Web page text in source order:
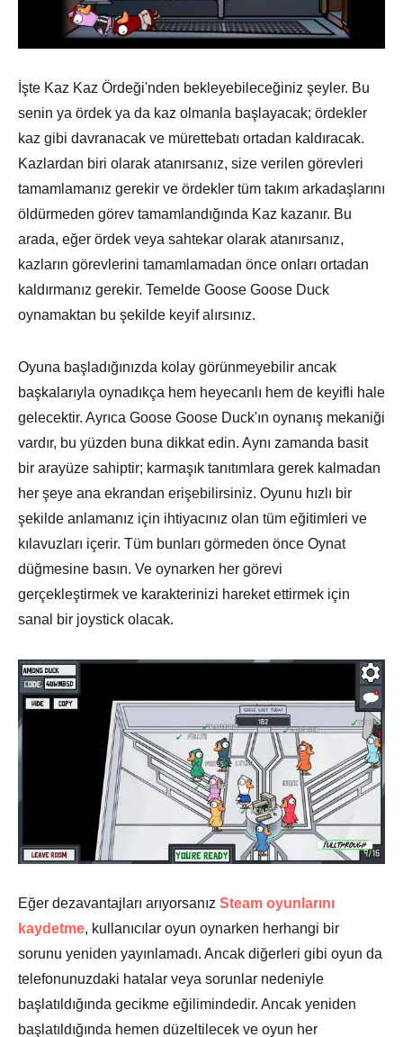
İşte Kaz Kaz Ördeği'nden bekleyebileceğiniz şeyler. Bu
senin ya ördek ya da kaz olmanla başlayacak; ördekler
kaz gibi davranacak ve mürettebatı ortadan kaldıracak.
Kazlardan biri olarak atanırsanız, size verilen görevleri
tamamlamanız gerekir ve ördekler tüm takım arkadaşlarını
öldürmeden görev tamamlandığında Kaz kazanır. Bu
arada, eğer ördek veya sahtekar olarak atanırsanız,
kazların görevlerini tamamlamadan önce onları ortadan
kaldırmanız gerekir. Temelde Goose Goose Duck
oynamaktan bu şekilde keyif alırsınız.
Oyuna başladığınızda kolay görünmeyebilir ancak
başkalarıyla oynadıkça hem heyecanlı hem de keyifli hale
gelecektir. Ayrıca Goose Goose Duck'ın oynanış mekaniği
vardır, bu yüzden buna dikkat edin. Aynı zamanda basit
bir arayüze sahiptir; karmaşık tanıtımlara gerek kalmadan
her şeye ana ekrandan erişebilirsiniz. Oyunu hızlı bir
şekilde anlamanız için ihtiyacınız olan tüm eğitimleri ve
kılavuzları içerir. Tüm bunları görmeden önce Oynat
düğmesine basın. Ve oynarken her görevi
gerçekleştirmek ve karakterinizi hareket ettirmek için
sanal bir joystick olacak.
Eğer dezavantajları arıyorsanız Steam oyunlarını
kaydetme, kullanıcılar oyun oynarken herhangi bir
sorunu yeniden yayınlamadı. Ancak diğerleri gibi oyun da
telefonunuzdaki hatalar veya sorunlar nedeniyle
başlatıldığında gecikme eğilimindedir. Ancak yeniden
başlatıldığında hemen düzeltilecek ve oyun her